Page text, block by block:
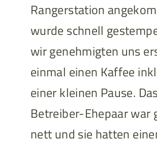
Rangerstation
wurde schnell
wir genehmigten uns
einmal einen Kaffee
einer kleinen Pause. Das
Betreiber-Ehepaar war
nett und sie hatten